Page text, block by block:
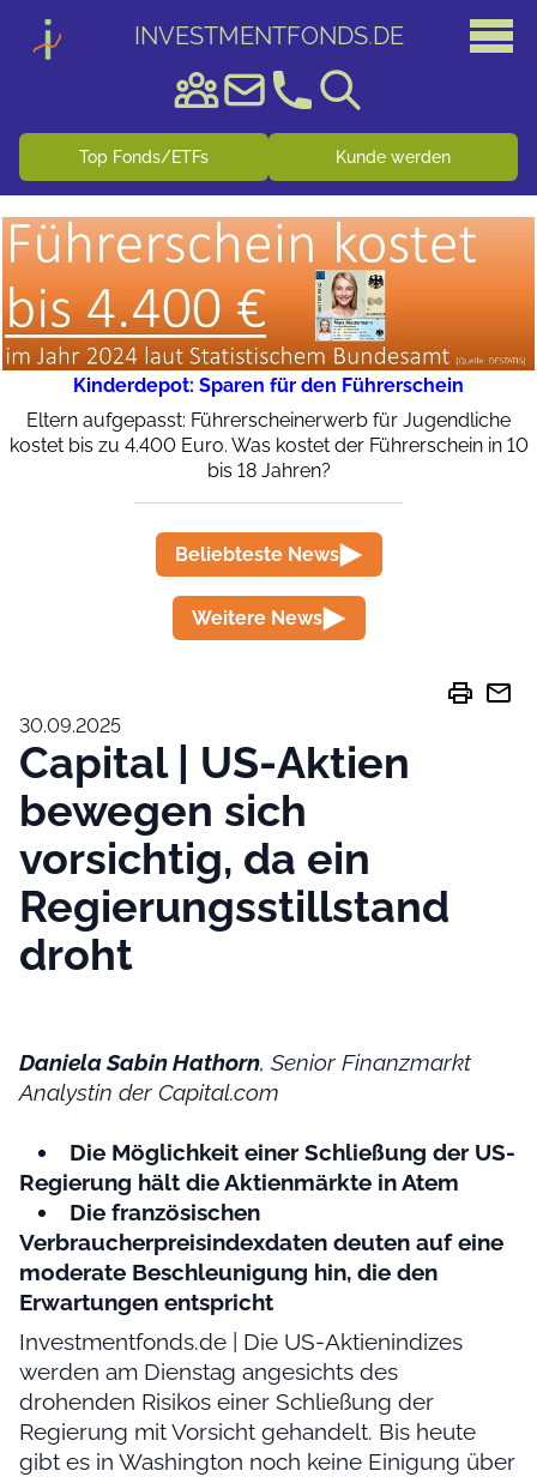
INVESTMENTFONDS.DE
Top Fonds/ETFs Kunde werden
Kinderdepot: Sparen für den Führerschein
Eltern aufgepasst: Führerscheinerwerb für Jugendliche
kostet bis zu 4.400 Euro. Was kostet der Führerschein in 10
bis 18 Jahren?
Beliebteste News
Weitere News
print mail
30.09.2025
Capital | US-Aktien
bewegen sich
vorsichtig, da ein
Regierungsstillstand
droht
Daniela Sabin Hathorn, Senior Finanzmarkt
Analystin der Capital.com
Die Möglichkeit einer Schließung der US-
Regierung hält die Aktienmärkte in Atem
Die französischen
Verbraucherpreisindexdaten deuten auf eine
moderate Beschleunigung hin, die den
Erwartungen entspricht
Investmentfonds.de | Die US-Aktienindizes
werden am Dienstag angesichts des
drohenden Risikos einer Schließung der
Regierung mit Vorsicht gehandelt. Bis heute
gibt es in Washington noch keine Einigung über